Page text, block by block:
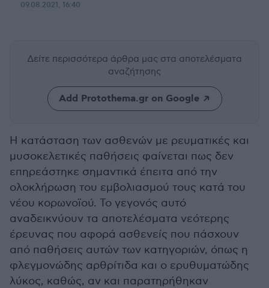
09.08.2021, 16:40
Δείτε περισσότερα άρθρα μας στα αποτελέσματα
αναζήτησης
Add Protothema.gr on Google
Η κατάσταση των ασθενών με ρευματικές και
μυσοκελετικές παθήσεις φαίνεται πως δεν
επηρεάστηκε σημαντικά έπειτα από την
ολοκλήρωση του εμβολιασμού τους κατά του
νέου κορωνοϊού. Το γεγονός αυτό
αναδεικνύουν τα αποτελέσματα νεότερης
έρευνας που αφορά ασθενείς που πάσχουν
από παθήσεις αυτών των κατηγοριών, όπως η
φλεγμονώδης αρθρίτιδα και ο ερυθυματώδης
λύκος, καθώς, αν και παρατηρήθηκαν